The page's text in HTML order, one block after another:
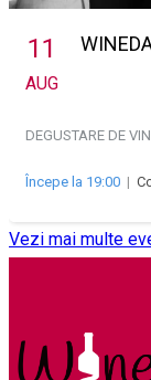
11
AUG
DEGUSTARE DE VIN
Începe la 19:00 |
Vezi mai multe